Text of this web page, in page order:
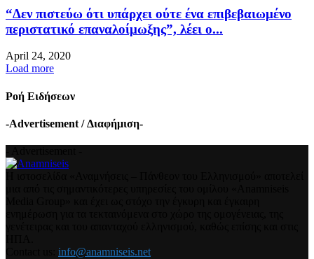
“Δεν πιστεύω ότι υπάρχει ούτε ένα επιβεβαιωμένο
περιστατικό επαναλοίμωξης”, λέει ο...
April 24, 2020
Load more
Ροή Ειδήσεων
-Advertisement / Διαφήμιση-
info@anamniseis.net